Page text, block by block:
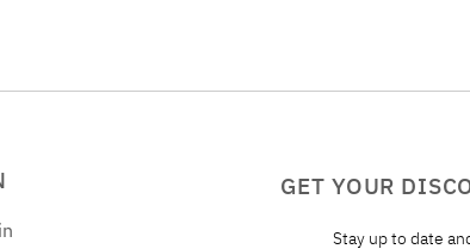
GET YOUR
Stay up to date